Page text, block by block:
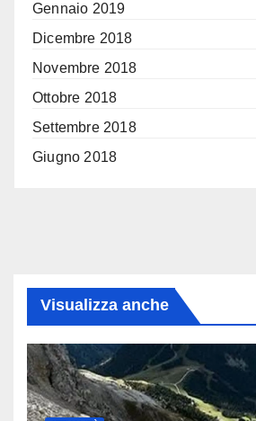
Gennaio 2019
Dicembre 2018
Novembre 2018
Ottobre 2018
Settembre 2018
Giugno 2018
Visualizza anche